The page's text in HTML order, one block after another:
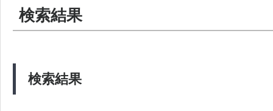
検索結果
検索結果